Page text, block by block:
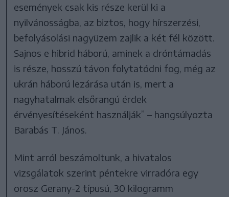
események csak kis része kerül ki a
nyilvánosságba, az biztos, hogy hírszerzési,
befolyásolási nagyüzem zajlik a két fél között.
Sajnos e hibrid háború, aminek a dróntámadás
is része, hosszú távon folytatódni fog, még az
ukrán háború lezárása után is, mert a
nagyhatalmak elsőrangú érdek
érvényesítéseként használják” – hangsúlyozta
Barabás T. János.
Mint arról beszámoltunk, a hivatalos
vizsgálatok szerint péntekre virradóra egy
orosz Gerany-2 típusú, 30 kilogramm